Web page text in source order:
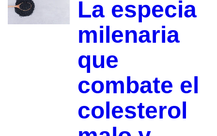
La especia
milenaria
que
combate el
colesterol